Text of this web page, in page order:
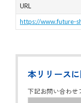
URL
https://www.future-
本リリース
下記お問い合わせ